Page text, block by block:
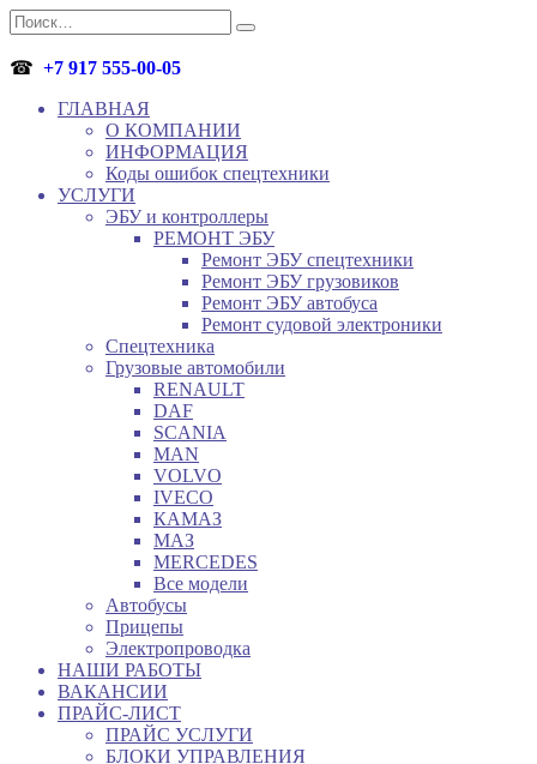
Перейти
к
содержанию
Search
for:
☎ +7 917 555-00-05
ГЛАВНАЯ
О КОМПАНИИ
ИНФОРМАЦИЯ
Коды ошибок спецтехники
УСЛУГИ
ЭБУ и контроллеры
РЕМОНТ ЭБУ
Ремонт ЭБУ спецтехники
Ремонт ЭБУ грузовиков
Ремонт ЭБУ автобуса
Ремонт судовой электроники
Спецтехника
Грузовые автомобили
RENAULT
DAF
SCANIA
MAN
VOLVO
IVECO
КАМАЗ
МАЗ
MERCEDES
Все модели
Автобусы
Прицепы
Электропроводка
НАШИ РАБОТЫ
ВАКАНСИИ
ПРАЙС-ЛИСТ
ПРАЙС УСЛУГИ
БЛОКИ УПРАВЛЕНИЯ